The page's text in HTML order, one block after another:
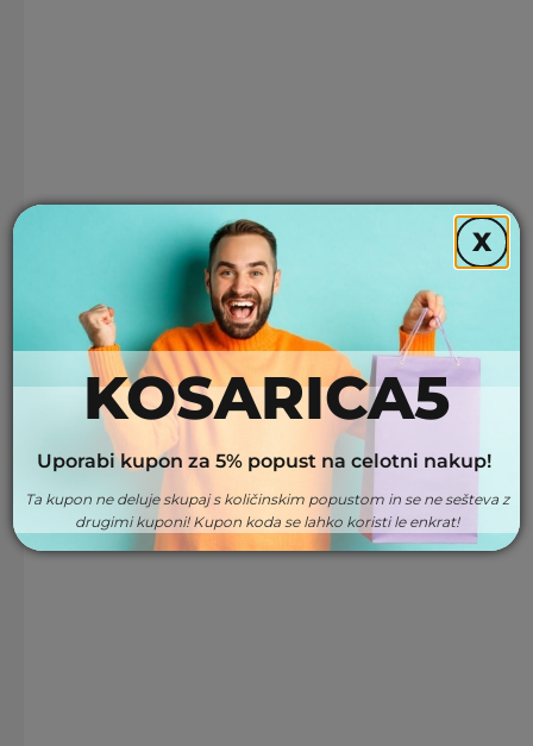
X
KOSARICA5
Uporabi kupon za 5% popust na celotni nakup!
Ta kupon ne deluje skupaj s količinskim popustom in se ne sešteva z
drugimi kuponi! Kupon koda se lahko koristi le enkrat!